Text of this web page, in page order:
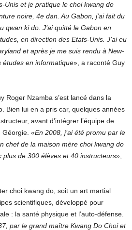
Unis et je pratique le choi kwang do
noire, 4e dan. Au Gabon, j’ai fait du
qwan ki do. J’ai quitté le Gabon en
en direction des Etats-Unis. J’ai eu
et après je me suis rendu à New-
études en informatique», a raconté Guy
Roger Nzamba s’est lancé dans la
Bien lui en a pris car, quelques années
avant d’intégrer l’équipe de
Géorgie. «En 2008, j’ai été promu par le
chef de la maison mère choi kwang do
plus de 300 élèves et 40 instructeurs»,
choi kwang do, soit un art martial
scientifiques, développé pour
: la santé physique et l’auto-défense.
par le grand maître Kwang Do Choi et